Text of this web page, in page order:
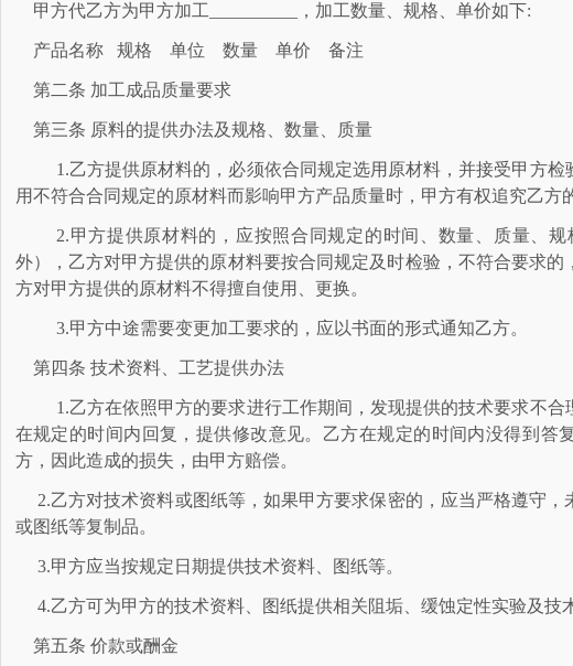
甲方代乙方为甲方加工__________，加工数量、规格、单价如下:
产品名称 规格 单位 数量 单价 备注
第二条 加工成品质量要求
第三条 原料的提供办法及规格、数量、质量
1.乙方提供原材料的， 必须依合同规定选用原材料，并接受甲方
用不符合合同规定的原材料而影响甲方产品质量时，甲方有权追究乙方
2.甲方提供原材料的， 应按照合同规定的时间、数量、质量、规
外）
，乙方对甲方提供的原材料要按合同规定及时检验，不符合
方对甲方提供的原材料不得擅自使用、 更换。
3.甲方中途需要变更加工要求的，应以书面的形式通知乙方。
第四条 技术资料、 工艺提供办法
1.乙方在依照甲方的要求进行工作期间，发现提供的技术要求不合
在规定的时间内回复，提供修改意见。乙方在规定的时间内没得到答复，
方，因此造成的损失，由甲方赔偿。
2.乙方对技术资料或图纸等，如果甲方要求保密的，应当严格遵守，未经
或图纸等复制品。
3.甲方应当按规定日期提供技术资料、图纸等。
 4.乙方可为甲方的技术资料、图纸提供相关阻垢、缓蚀定性实验及技
第五条 价款或酬金